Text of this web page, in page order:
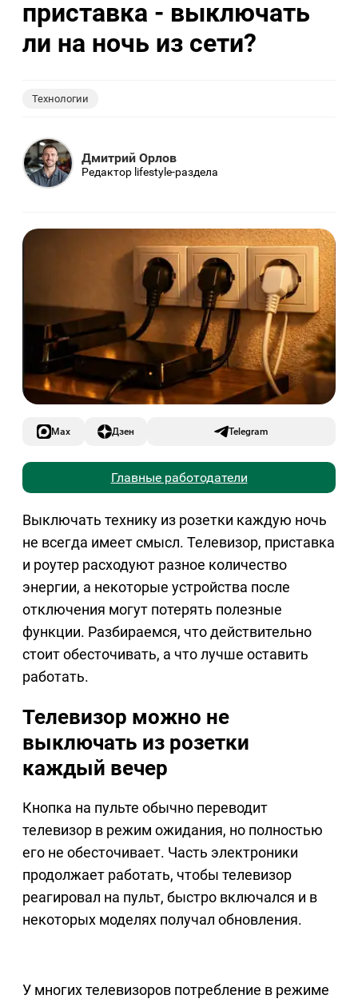
приставка - выключать
ли на ночь из сети?
Технологии
Дмитрий Орлов
Редактор lifestyle-раздела
Max Дзен Telegram
Главные работодатели
Выключать технику из розетки каждую ночь
не всегда имеет смысл. Телевизор, приставка
и роутер расходуют разное количество
энергии, а некоторые устройства после
отключения могут потерять полезные
функции. Разбираемся, что действительно
стоит обесточивать, а что лучше оставить
работать.
Телевизор можно не
выключать из розетки
каждый вечер
Кнопка на пульте обычно переводит
телевизор в режим ожидания, но полностью
его не обесточивает. Часть электроники
продолжает работать, чтобы телевизор
реагировал на пульт, быстро включался и в
некоторых моделях получал обновления.
У многих телевизоров потребление в режиме